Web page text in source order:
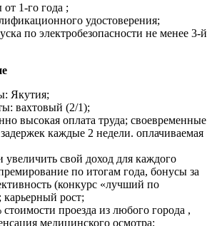
1-го года ;
удостоверения;
по электробезопасности не менее 3-й
Якутия;
вахтовый (2/1);
высокая оплата труда; своевременные
каждые 2 недели. оплачиваемая
свой доход для каждого
по итогам года, бонусы за
(конкурс «лучший по
рост;
проезда из любого города ,
медицинского осмотра;